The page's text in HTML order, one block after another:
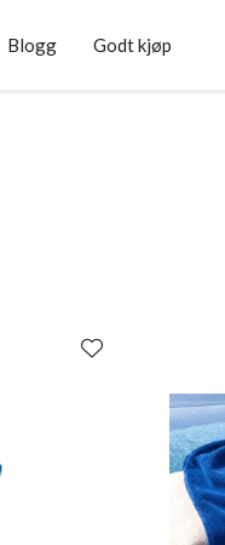
Blogg Godt kjøp